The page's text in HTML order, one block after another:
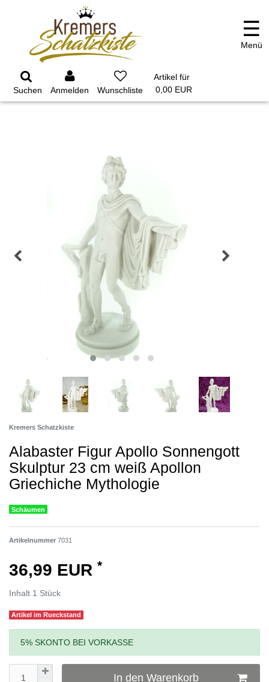
Suchen Anmelden
Artikel für
0,00 EUR
☰
Menü
GARTEN PARTYDEKORATION
SCHMUCK UND
Kremers Schatzkiste
Alabaster Figur Apollo Sonnengott
Skulptur 23 cm weiß Apollon
Griechiche Mythologie
Schäumen
Artikelnummer 7031
36,99 EUR *
Inhalt 1 Stück
Artikel im Rueckstand
5% SKONTO BEI VORKASSE
In den Warenkorb